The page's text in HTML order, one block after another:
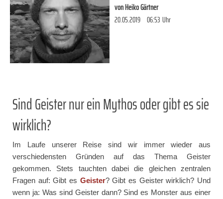
vonHeiko Gärtner
20.05.2019 06:53 Uhr
Sind Geister nur ein Mythos oder gibt es sie
wirklich?
Im Laufe unserer Reise sind wir immer wieder aus
verschiedensten Gründen auf das Thema Geister
gekommen. Stets tauchten dabei die gleichen zentralen
Fragen auf: Gibt es Geister? Gibt es Geister wirklich? Und
wenn ja: Was sind Geister dann? Sind es Monster aus einer